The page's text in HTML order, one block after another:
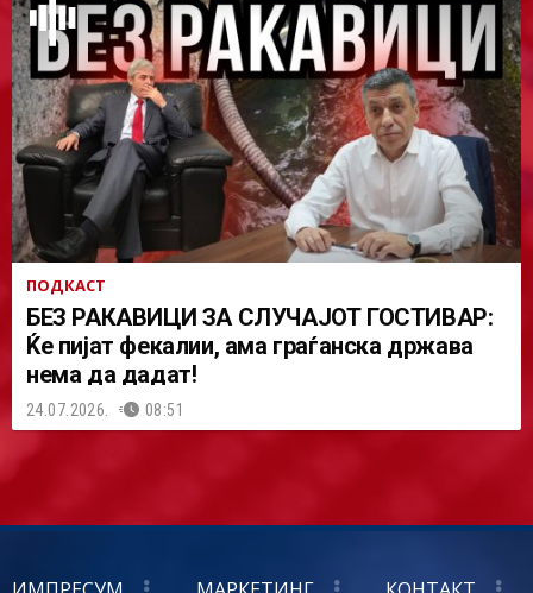
ПОДКАСТ
БЕЗ РАКАВИЦИ ЗА СЛУЧАЈОТ ГОСТИВАР:
Ќе пијат фекалии, ама граѓанска држава
нема да дадат!
24.07.2026. 08:51